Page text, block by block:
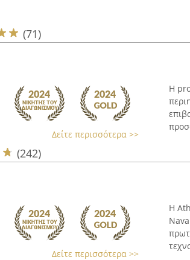
(71)
Δείτε περισσότερα >>
(242)
Η
Δείτε περισσότερα >>
Η